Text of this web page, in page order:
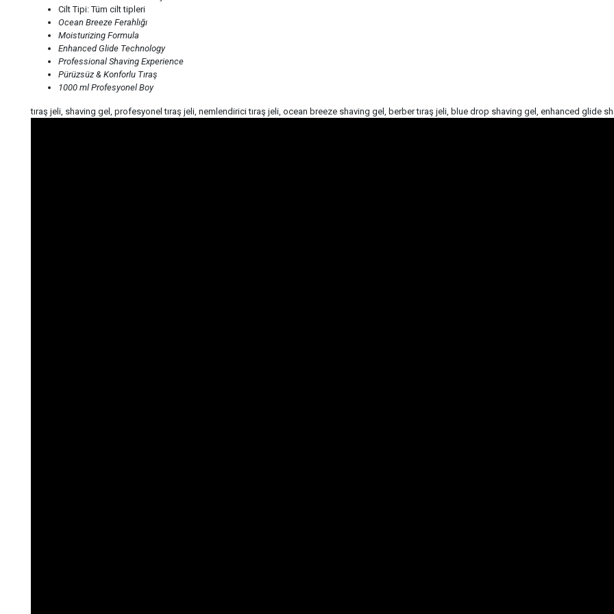
Cilt Tipi: Tüm cilt tipleri
Ocean Breeze Ferahlığı
Moisturizing Formula
Enhanced Glide Technology
Professional Shaving Experience
Pürüzsüz & Konforlu Tıraş
1000 ml Profesyonel Boy
tıraş jeli, shaving gel, profesyonel tıraş jeli, nemlendirici tıraş jeli, ocean breeze shaving gel, berber tıraş jeli, blue drop shaving gel, enhanced glide